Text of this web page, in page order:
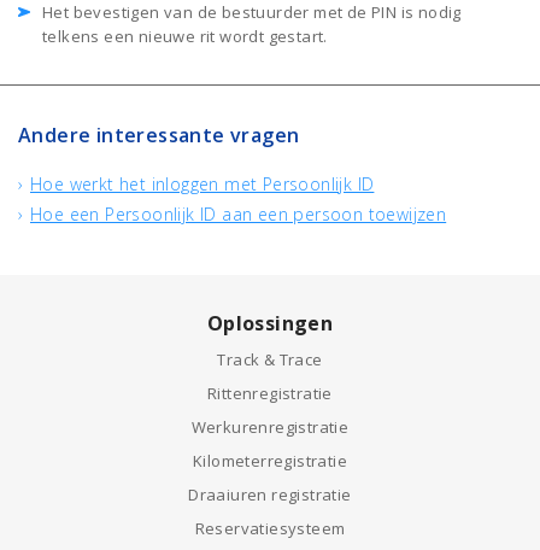
Het bevestigen van de bestuurder met de PIN is nodig
telkens een nieuwe rit wordt gestart.
Andere interessante vragen
Hoe werkt het inloggen met Persoonlijk ID
Hoe een Persoonlijk ID aan een persoon toewijzen
Oplossingen
Track & Trace
Rittenregistratie
Werkurenregistratie
Kilometerregistratie
Draaiuren registratie
Reservatiesysteem